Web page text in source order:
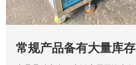
常规产品备有大量库存